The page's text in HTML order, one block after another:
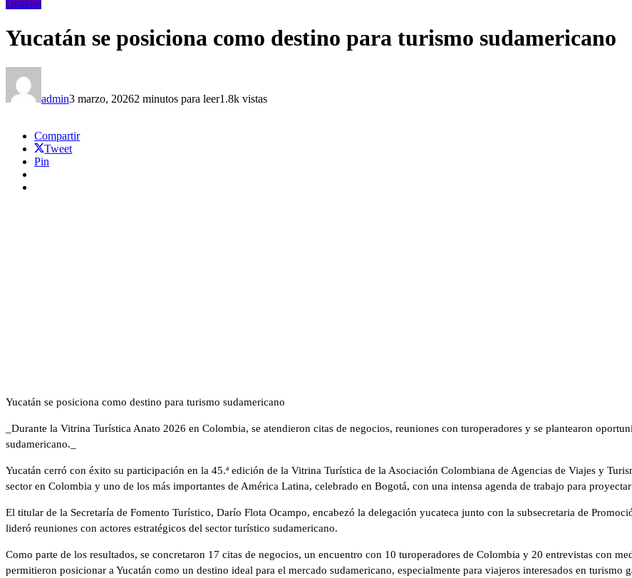
General
Yucatán se posiciona como destino para turismo sudamericano
admin3 marzo, 20262 minutos para leer1.8k vistas
Compartir
Tweet
Pin
Yucatán se posiciona como destino para turismo sudamericano
_Durante la Vitrina Turística Anato 2026 en Colombia, se atendieron citas de negocios, reuniones con turoperadores y se plantearon
sudamericano._
Yucatán cerró con éxito su participación en la 45.ª edición de la Vitrina Turística de la Asociación Colombiana de Agencias de Viajes y
sector en Colombia y uno de los más importantes de América Latina, celebrado en Bogotá, con una intensa agenda de trabajo para
El titular de la Secretaría de Fomento Turístico, Darío Flota Ocampo, encabezó la delegación yucateca junto con la subsecretaria de
lideró reuniones con actores estratégicos del sector turístico sudamericano.
Como parte de los resultados, se concretaron 17 citas de negocios, un encuentro con 10 turoperadores de Colombia y 20 entrevistas con
permitieron posicionar a Yucatán como un destino ideal para el mercado sudamericano, especialmente para viajeros interesados en turismo